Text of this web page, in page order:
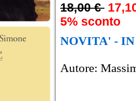
18,00 €
5% sconto
NOVITA' -
Autore: